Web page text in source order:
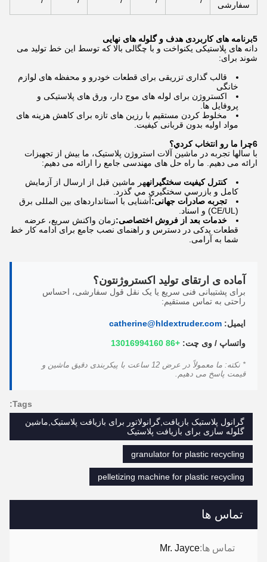
تماس ها
تماس ها:Mr. Jayce
سفارشی
5برنامه های کاربردی هدف و گلوله های نهایی
دانه های پلاستیکی یکنواخت و با چگالی بالا که توسط این خط تولید می
شوند برای:
قالب گذاری تزریقی برای قطعات خودرو و محفظه های لوازم
خانگی
اکستروژن برای لوله های موج دار، ورق های پلاستیکی و
پروفایل ها.
مخلوط کردن مستقیم با رزین های تازه برای کاهش هزینه های
مواد اولیه بدون قربانی کیفیت.
6چرا ما رو انتخاب کردي؟
با سالها تجربه در ماشین آلات استروژن پلاستیک، ما بیش از تجهیزات
ارائه می دهیم. ما راه حل های مهندسی جامع را ارائه می دهیم:
کنترل کیفیت سختگیرانههر ماشين قبل از ارسال از آزمايش
كامل و بازرسي سختگيري مي گذرد.
تجربه صادرات جهانی:آشنایی با استانداردهای بین المللی برق
(CE/UL) و اسناد.
خدمات بعد از فروش اختصاصی:زمان واکنش سریع، عرضه
قطعات یدکی در دسترس و راهنمای نصب جامع برای ادامه کار خط
شما به آرامی.
آماده ی ارتقای تولید اکستروژنتون؟
برای پشتیبانی فنی سریع یا یک نقل قول سفارشی، احساس
راحتی به تماس مستقیم:
ایمیل: catherine@hldextruder.com
واتساپ / وی چت: +86 13016994160
* نکته: ما معمولاً در عرض 12 ساعت با پیکربندی دقیق ماشین و
قیمت پاسخ می دهیم.
Tags:
گرانول پلاستیک بازیافت,گرانولاتور برای بازیافت پلاستیک,ماشین
گلوله سازی برای بازیافت پلاستیک
granulator for plastic recycling
pelletizing machine for plastic recycling